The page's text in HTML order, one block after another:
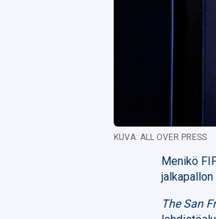
KUVA: ALL OVER PRESS
Menikö
The San